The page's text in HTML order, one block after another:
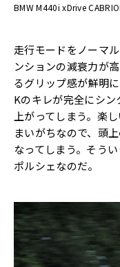
BMW M440i xDrive
走行モードをノーマ
ンションの減衰力が
るグリップ感が鮮明
Kのキレが完全にシ
上がってしまう。楽
まいがちなので、頭
なってしまう。そう
ポルシェなのだ。